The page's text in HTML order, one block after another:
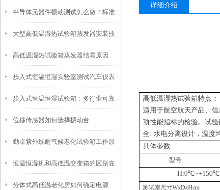
半导体元器件振动测试怎么做？标准
流程与实操规范
大型高低温湿热试验箱蒸发器安装技
巧
高低温湿热试验箱蒸发器结霜原因
步入式恒温恒湿实验室测试汽车仪表
台的优势
步入式恒温恒湿试验箱：多行业可靠
性测试的核心装备
位移传感器如何选择振动台
勤卓紫外线耐气候老化试验箱工作原
理以及产品用途
恒温恒湿机和高低温交变箱的区别在
哪里
分体式高低温老化房如何确定电源
详细介绍
高低温湿热试验箱特点：
适用于航空航天产品、
项性能指标的检验。试
全: 水电分离设计，温度
具体参数
型号
H:0℃~+150℃
测试室尺寸WxDxHcm